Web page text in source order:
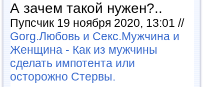
А зачем такой нужен?..
Пупсчик 19 ноября 2020, 13:01 //
Gorg.Любовь и Секс.Мужчина и
Женщина - Как из мужчины
сделать импотента или
осторожно Стервы.